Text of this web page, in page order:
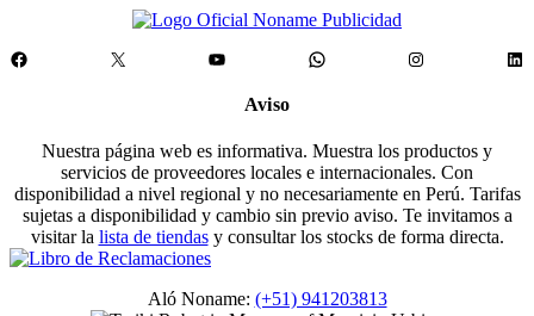
Facebook X YouTube WhatsApp Instagram
Aviso
Nuestra página web es informativa. Muestra los productos y
servicios de proveedores locales e internacionales. Con
disponibilidad a nivel regional y no necesariamente en Perú. Tarifas
sujetas a disponibilidad y cambio sin previo aviso. Te invitamos a
visitar la lista de tiendasy consultar los stocks de forma directa.
Aló Noname: (+51) 941203813